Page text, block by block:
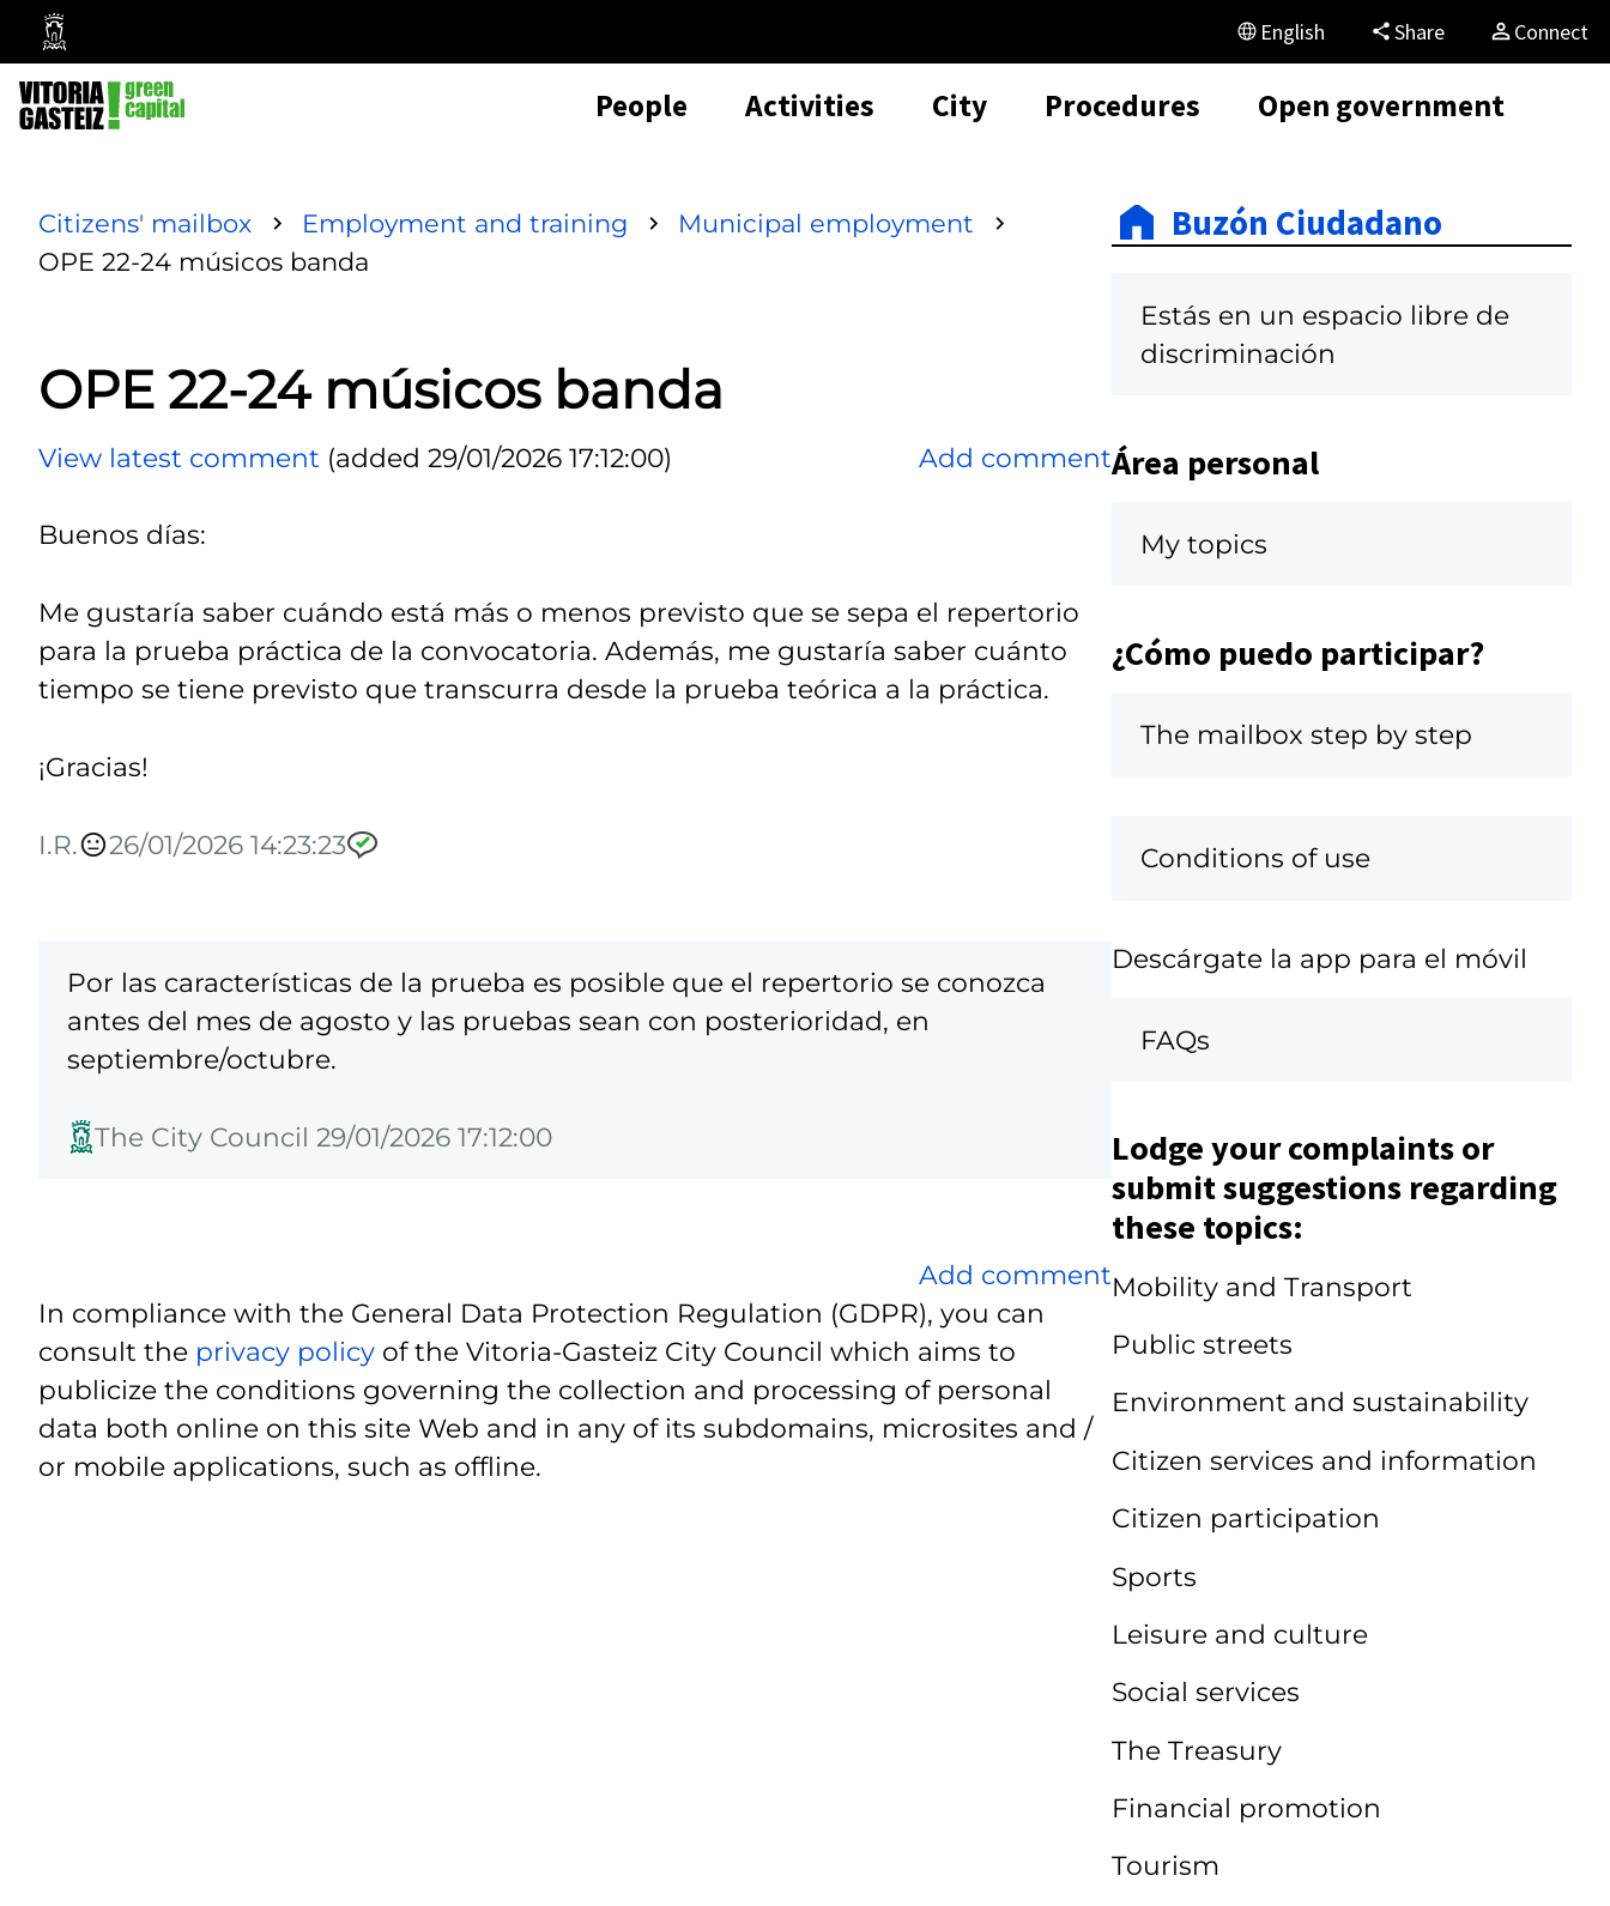
Vitoria-
Gasteiz
City
Council
English Share Connect
People Activities City Procedures Open government
Citizens' mailbox Employment and training
Municipal employment
OPE 22-24 músicos banda
OPE 22-24 músicos banda
View latest comment (added 29/01/2026 17:12:00) Add comment
Buenos días:
Me gustaría saber cuándo está más o menos previsto que se sepa el repertorio
para la prueba práctica de la convocatoria. Además, me gustaría saber cuánto
tiempo se tiene previsto que transcurra desde la prueba teórica a la práctica.
¡Gracias!
I.R. 26/01/2026 14:23:23
Por las características de la prueba es posible que el repertorio se conozca
antes del mes de agosto y las pruebas sean con posterioridad, en
septiembre/octubre.
The City Council 29/01/2026 17:12:00
Add comment
In compliance with the General Data Protection Regulation (GDPR), you can
consult the privacy policy of the Vitoria-Gasteiz City Council which aims to
publicize the conditions governing the collection and processing of personal
data both online on this site Web and in any of its subdomains, microsites and /
or mobile applications, such as offline.
Buzón Ciudadano
Estás en un espacio libre de
discriminación
Área personal
My topics
¿Cómo puedo participar?
The mailbox step by step
Conditions of use
Descárgate la app para el móvil
FAQs
Lodge your complaints or
submit suggestions regarding
these topics:
Mobility and Transport
Public streets
Environment and sustainability
Citizen services and information
Citizen participation
Sports
Leisure and culture
Social services
The Treasury
Financial promotion
Tourism